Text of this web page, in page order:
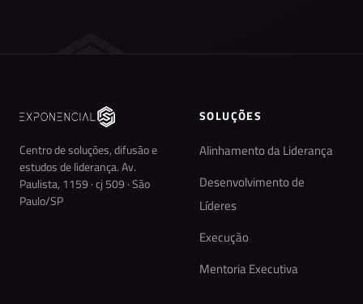
Centro de soluções, difusão e
estudos de liderança. Av.
Paulista, 1159 · cj 509 · São
Paulo/SP
SOLUÇÕES
Alinhamento da Liderança
Desenvolvimento de
Líderes
Execução
Mentoria Executiva